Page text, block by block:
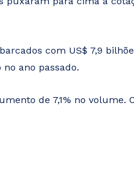
com US$ 7,9
ano passado.
de 7,1% no volume.